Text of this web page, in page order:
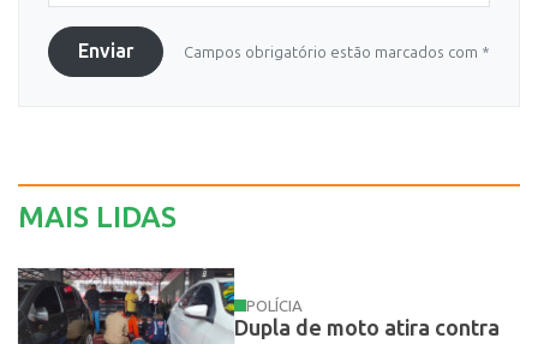
Enviar Campos obrigatório estão marcados com *
MAIS LIDAS
POLÍCIA
Dupla de moto atira contra